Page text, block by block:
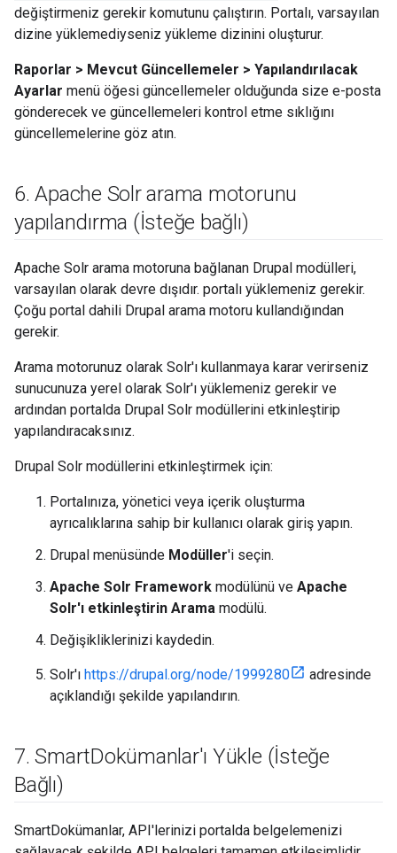
değiştirmeniz gerekir komutunu çalıştırın. Portalı, varsayılan
dizine yüklemediyseniz yükleme dizinini oluşturur.
Raporlar > Mevcut Güncellemeler > Yapılandırılacak
Ayarlar menü öğesi güncellemeler olduğunda size e-posta
gönderecek ve güncellemeleri kontrol etme sıklığını
güncellemelerine göz atın.
6. Apache Solr arama motorunu
yapılandırma (İsteğe bağlı)
Apache Solr arama motoruna bağlanan Drupal modülleri,
varsayılan olarak devre dışıdır. portalı yüklemeniz gerekir.
Çoğu portal dahili Drupal arama motoru kullandığından
gerekir.
Arama motorunuz olarak Solr'ı kullanmaya karar verirseniz
sunucunuza yerel olarak Solr'ı yüklemeniz gerekir ve
ardından portalda Drupal Solr modüllerini etkinleştirip
yapılandıracaksınız.
Drupal Solr modüllerini etkinleştirmek için:
Portalınıza, yönetici veya içerik oluşturma
ayrıcalıklarına sahip bir kullanıcı olarak giriş yapın.
Drupal menüsünde Modüller'i seçin.
Apache Solr Framework modülünü ve Apache
Solr'ı etkinleştirin Arama modülü.
Değişikliklerinizi kaydedin.
Solr'ı https://drupal.org/node/1999280
adresinde
açıklandığı şekilde yapılandırın.
7. SmartDokümanlar'ı Yükle (İsteğe
Bağlı)
SmartDokümanlar, API'lerinizi portalda belgelemenizi